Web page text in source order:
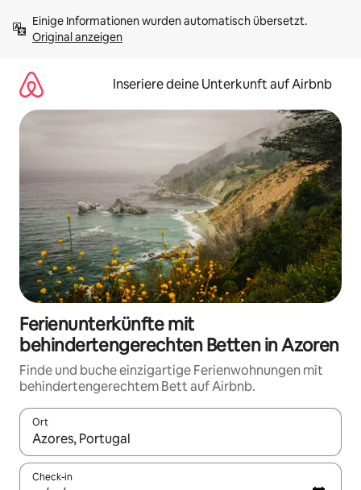
Inhalten
springenOriginal anzeigen
Inseriere deine Unterkunft auf Airbnb
Ferienunterkünfte mit
behindertengerechten Betten in Azoren
Finde und buche einzigartige Ferienwohnungen mit
behindertengerechtem Bett auf Airbnb.
Ort
Wenn Ergebnisse verfügbar sind, navigiere mit den
Check-in